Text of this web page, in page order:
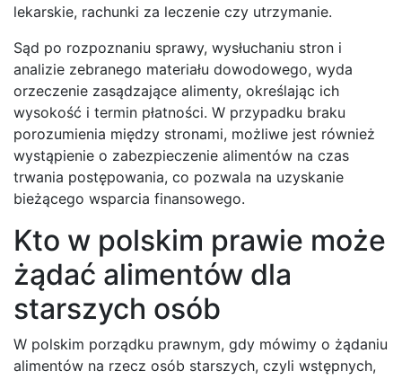
lekarskie, rachunki za leczenie czy utrzymanie.
Sąd po rozpoznaniu sprawy, wysłuchaniu stron i
analizie zebranego materiału dowodowego, wyda
orzeczenie zasądzające alimenty, określając ich
wysokość i termin płatności. W przypadku braku
porozumienia między stronami, możliwe jest również
wystąpienie o zabezpieczenie alimentów na czas
trwania postępowania, co pozwala na uzyskanie
bieżącego wsparcia finansowego.
Kto w polskim prawie może
żądać alimentów dla
starszych osób
W polskim porządku prawnym, gdy mówimy o żądaniu
alimentów na rzecz osób starszych, czyli wstępnych,